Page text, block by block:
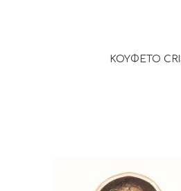
ΔΙΑΒΆΣΤΕ
ΚΟΥΦΕΤΟ